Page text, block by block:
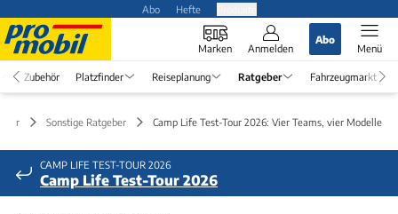
Abo Hefte
Marken Anmelden
Abo
Menü
Zubehör Platzfinder Reiseplanung Ratgeber Fahrzeugmarkt
Sonstige Ratgeber Camp Life Test-Tour 2026: Vier Teams, vier Modelle
CAMP LIFE TEST-TOUR 2026
Camp Life Test-Tour 2026